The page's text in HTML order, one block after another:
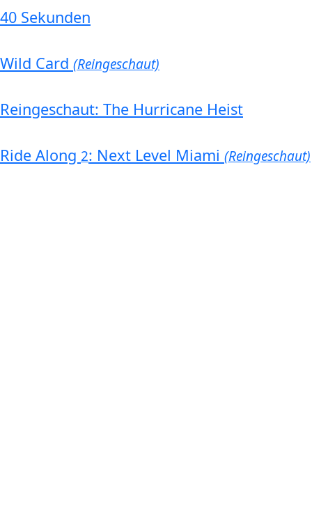
40 Sekunden
Wild Card (Reingeschaut)
Reingeschaut: The Hurricane Heist
Ride Along 2: Next Level Miami (Reingeschaut)